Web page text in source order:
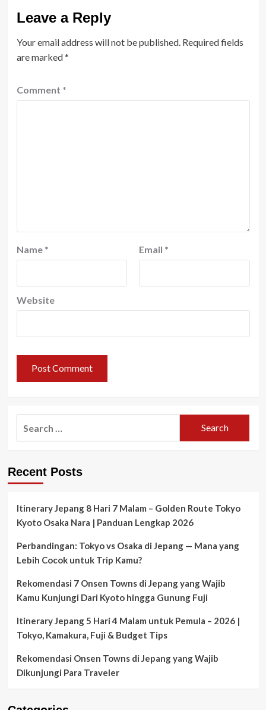
Leave a Reply
Your email address will not be published. Required fields
are marked*
Comment *
Name * Email *
Website
Recent Posts
Itinerary Jepang 8 Hari 7 Malam – Golden Route Tokyo
Kyoto Osaka Nara | Panduan Lengkap 2026
Perbandingan: Tokyo vs Osaka di Jepang — Mana yang
Lebih Cocok untuk Trip Kamu?
Rekomendasi 7 Onsen Towns di Jepang yang Wajib
Kamu Kunjungi Dari Kyoto hingga Gunung Fuji
Itinerary Jepang 5 Hari 4 Malam untuk Pemula – 2026 |
Tokyo, Kamakura, Fuji & Budget Tips
Rekomendasi Onsen Towns di Jepang yang Wajib
Dikunjungi Para Traveler